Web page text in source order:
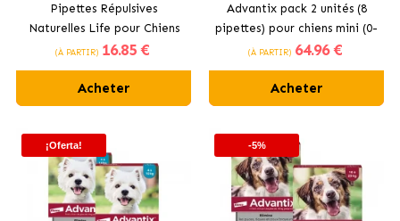
Pipettes Répulsives
Naturelles Life pour Chiens
et Chats Stanvet
(À PARTIR) 16.85 €
Acheter
Advantix pack 2 unités (8
pipettes) pour chiens mini (0-
4KG)
(À PARTIR) 64.96 €
Acheter
¡Oferta! -5%